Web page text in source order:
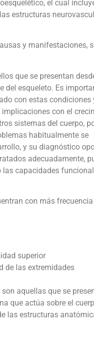
el cual
estructuras
y manifestaciones,
que se presentan
del esqueleto. Es
con estas condiciones
con el
sistemas del cuerpo,
habitualmente se
y su diagnóstico
adecuadamente,
capacidades
con más
superior
de las extremidades
aquellas que se
que actúa sobre el
las estructuras